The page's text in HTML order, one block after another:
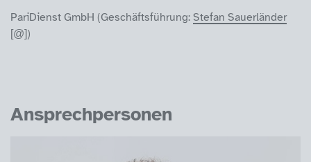
PariDienst GmbH (Geschäftsführung: Stefan Sauerländer
)
Ansprechpersonen